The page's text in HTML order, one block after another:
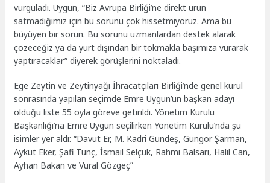
vurguladı. Uygun, “Biz Avrupa Birliği’ne direkt ürün
satmadığımız için bu sorunu çok hissetmiyoruz. Ama bu
büyüyen bir sorun. Bu sorunu uzmanlardan destek alarak
çözeceğiz ya da yurt dışından bir tokmakla başımıza vurarak
yaptıracaklar” diyerek görüşlerini noktaladı.
Ege Zeytin ve Zeytinyağı İhracatçıları Birliği’nde genel kurul
sonrasında yapılan seçimde Emre Uygun’un başkan adayı
olduğu liste 55 oyla göreve getirildi. Yönetim Kurulu
Başkanlığı’na Emre Uygun seçilirken Yönetim Kurulu’nda şu
isimler yer aldı: “Davut Er, M. Kadri Gündeş, Güngör Şarman,
Aykut Eker, Şafi Tunç, İsmail Selçuk, Rahmi Balsarı, Halil Can,
Ayhan Bakan ve Vural Gözgeç”